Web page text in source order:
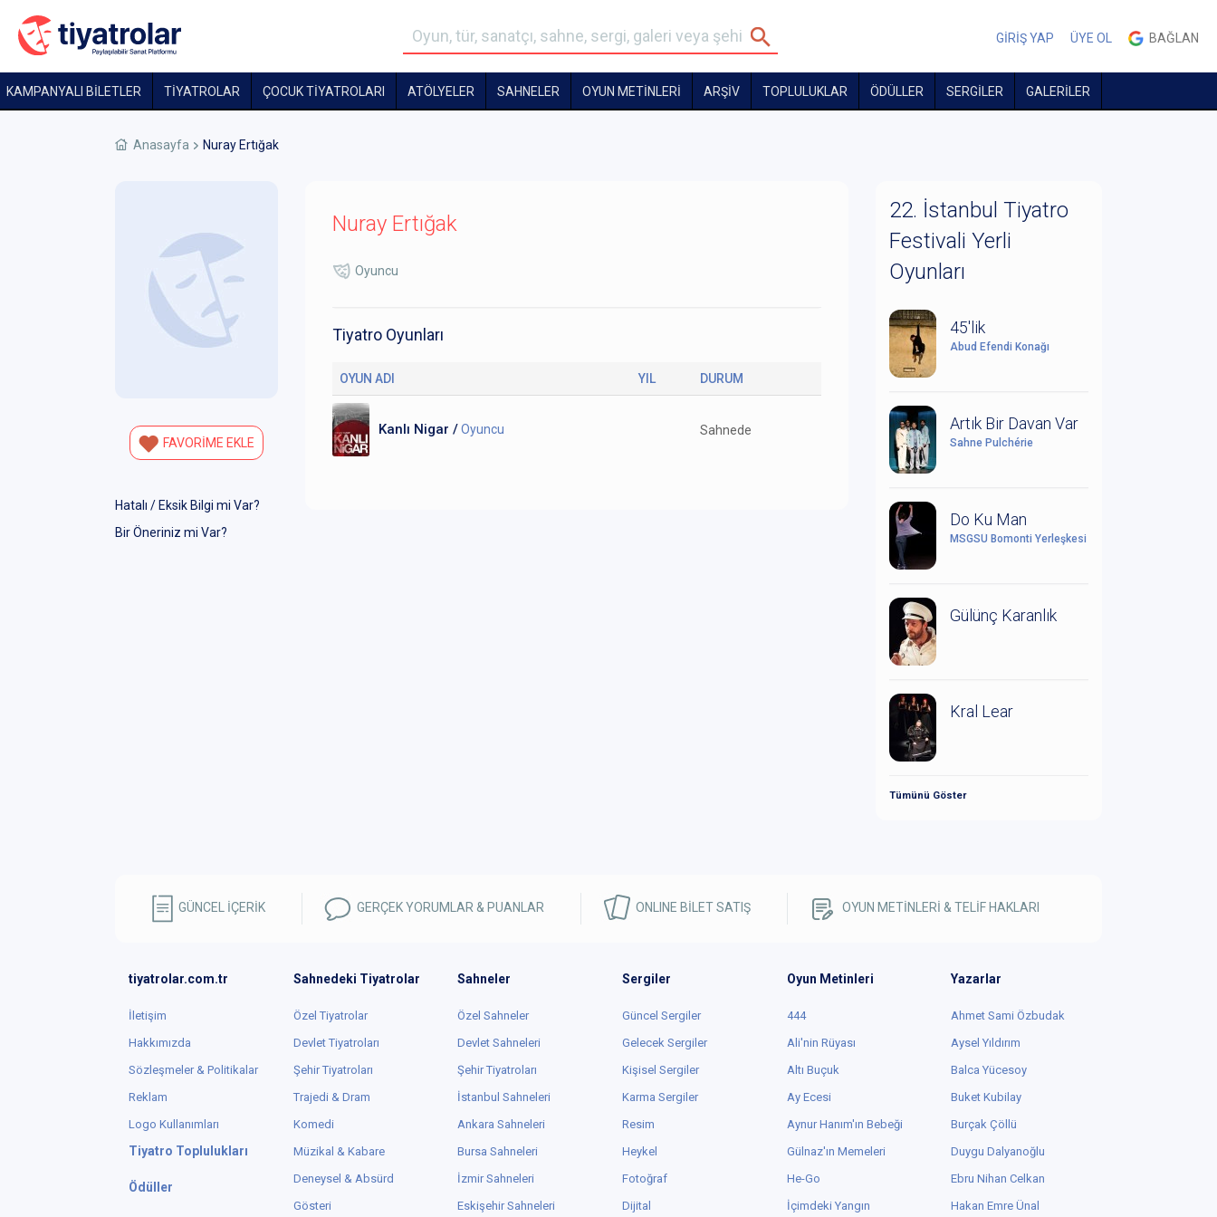
GİRİŞ YAP ÜYE OL BAĞLAN
KAMPANYALI BİLETLER TİYATROLAR ÇOCUK TIYATROLARI ATÖLYELER SAHNELER OYUN METİNLERİ ARŞİV TOPLULUKLAR ÖDÜLLER SERGİLER GALERİLER
Anasayfa Nuray Ertığak
FAVORİME EKLE
Hatalı / Eksik Bilgi mi Var?
Bir Öneriniz mi Var?
Nuray Ertığak
Oyuncu
Tiyatro Oyunları
OYUN ADI YIL DURUM
Kanlı Nigar /Oyuncu Sahnede
22. İstanbul Tiyatro
Festivali Yerli
Oyunları
45'lik
Abud Efendi Konağı
Artık Bir Davan Var
Sahne Pulchérie
Do Ku Man
MSGSÜ Bomonti Yerleşkesi
Gülünç Karanlık
Kral Lear
Tümünü Göster
GÜNCEL İÇERİK GERÇEK YORUMLAR & PUANLAR ONLINE BİLET SATIŞ OYUN METİNLERİ & TELİF HAKLARI
tiyatrolar.com.tr
İletişim
Hakkımızda
Sözleşmeler & Politikalar
Reklam
Logo Kullanımları
Tiyatro Toplulukları
Ödüller
Sahnedeki Tiyatrolar
Özel Tiyatrolar
Devlet Tiyatroları
Şehir Tiyatroları
Trajedi & Dram
Komedi
Müzikal & Kabare
Deneysel & Absürd
Gösteri
Sahneler
Özel Sahneler
Devlet Sahneleri
Şehir Tiyatroları
İstanbul Sahneleri
Ankara Sahneleri
Bursa Sahneleri
İzmir Sahneleri
Eskişehir Sahneleri
Sergiler
Güncel Sergiler
Gelecek Sergiler
Kişisel Sergiler
Karma Sergiler
Resim
Heykel
Fotoğraf
Dijital
Oyun Metinleri
444
Ali'nin Rüyası
Altı Buçuk
Ay Ecesi
Aynur Hanım'ın Bebeği
Gülnaz'ın Memeleri
He-Go
İçimdeki Yangın
Yazarlar
Ahmet Sami Özbudak
Aysel Yıldırım
Balca Yücesoy
Buket Kubilay
Burçak Çöllü
Duygu Dalyanoğlu
Ebru Nihan Celkan
Hakan Emre Ünal